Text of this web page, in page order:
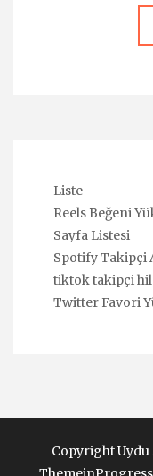
Liste
Reels Beğeni
Sayfa Listesi
Spotify Takipçi
tiktok takipçi
Twitter Favori
Copyright Uydu